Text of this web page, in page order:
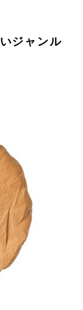
ジャンル